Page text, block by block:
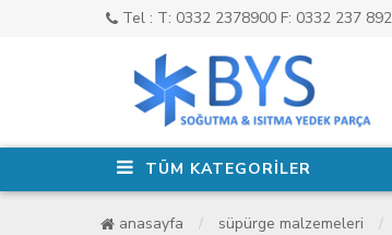
Tel : T: 0332 2378900 F: 0332 237
TÜM KATEGORİLER
anasayfa süpürge malzemeleri